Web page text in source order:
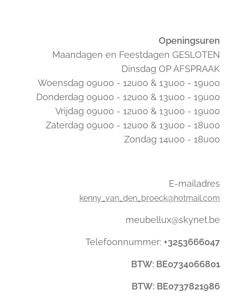
Openingsuren
Maandagen en Feestdagen GESLOTEN
Dinsdag OP AFSPRAAK
Woensdag 09u00 - 12u00 & 13u00 - 19u00
Donderdag 09u00 - 12u00 & 13u00 - 19u00
Vrijdag 09u00 - 12u00 & 13u00 - 19u00
Zaterdag 09u00 - 12u00 & 13u00 - 18u00
Zondag 14u00 - 18u00
E-mailadres
kenny_van_den_broeck@hotmail.com
meubellux@skynet.be
Telefoonnummer: +3253666047
BTW: BE0734066801
BTW: BE0737821986